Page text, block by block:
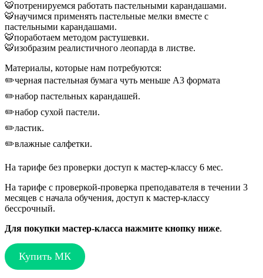
🐯потренируемся работать пастельными карандашами.
🐯научимся применять пастельные мелки вместе с
пастельными карандашами.
🐯поработаем методом растушевки.
🐯изобразим реалистичного леопарда в листве.
Материалы, которые нам потребуются:
✏️черная пастельная бумага чуть меньше А3 формата
✏️набор пастельных карандашей.
✏️набор сухой пастели.
✏️ластик.
✏️влажные салфетки.
На тарифе без проверки доступ к мастер-классу 6 мес.
На тарифе с проверкой-проверка преподавателя в течении 3
месяцев с начала обучения, доступ к мастер-классу
бессрочный.
Для покупки мастер-класса нажмите кнопку ниже.
Купить МК